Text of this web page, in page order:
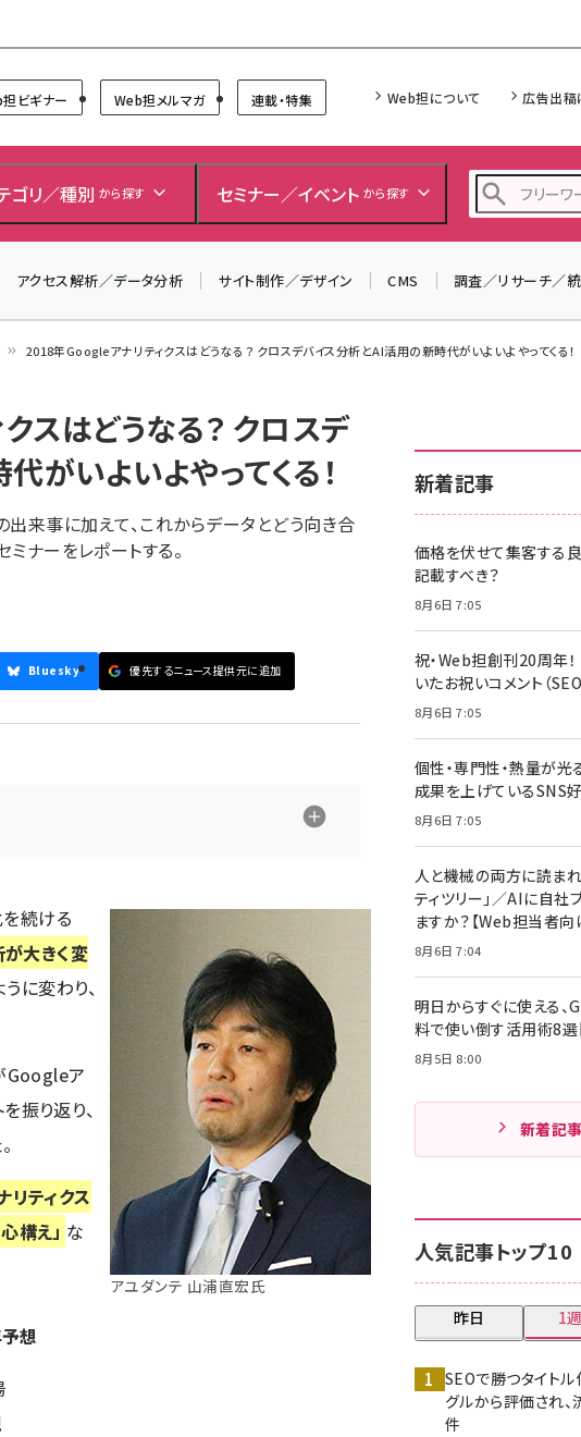
ビギナー Web担メルマガ 連載・特集 Web担について 広告出稿
ゴリ／種別 から探す セミナー／イベント から探す
z
アクセス解析／データ分析 サイト制作／デザイン CMS 調査／リサーチ／
2018年Googleアナリティクスはどうなる？ クロスデバイス分析とAI活用の新時代がいよいよやってくる！
スはどうなる？ クロスデ
がいよいよやってくる！
来事に加えて、これからデータとどう向き合
ナーをレポートする。
Bluesky 優先するニュース提供元に追加
アユダンテ 山浦直宏氏
続ける
大きく変
に変わり、
Googleア
振り返り、
リティクス
構え」 な
想
新着記事
価格を伏せて集客する
記載すべき？
8月6日 7:05
祝・Web担創刊20周年
いたお祝いコメント（SEO
8月6日 7:05
個性・専門性・熱量が光
成果を上げているSNS
8月6日 7:05
人と機械の両方に読ま
ティツリー」／AIに自社
ますか？【Web担当者向
8月6日 7:04
明日からすぐに使える
料で使い倒す活用術8選
8月5日 8:00
新着記
人気記事トップ10
昨日 1
SEOで勝つタイト
グルから評価され
件